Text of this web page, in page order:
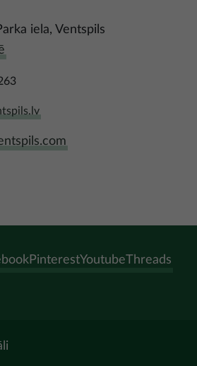
iela, Ventspils
PinterestYoutubeThreads